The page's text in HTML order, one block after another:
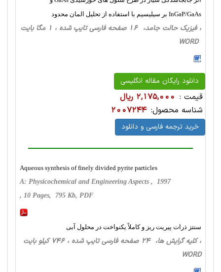
InGaP/GaAs بر سیلیسیم با استفاده از تحلیل المان محدود
، فیزیک حالت‌ جامد، 16 صفحه فارسی تایپ شده ، 1 مگا بایت
WORD
دانلود رایگان مقاله انگلیسی
قیمت : 2,175,000 ریال
شناسه محصول: 2007244
خرید ترجمه فارسی و دانلود
Aqueous synthesis of finely divided pyrite particles
A: Physicochemical and Engineering Aspects , 1997
, 10 Pages, 795 Kb, PDF
سنتز ذرات پیریت ریز و کاملاً یکنواخت در محلول آبی
، کلیه گرایش ها، 24 صفحه فارسی تایپ شده ، 746 کیلو بایت
WORD